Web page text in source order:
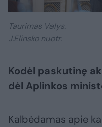
Taurimas Valys.
J.Elinsko nuotr.
Kodėl paskutinę
dėl Aplinkos
Kalbėdamas apie